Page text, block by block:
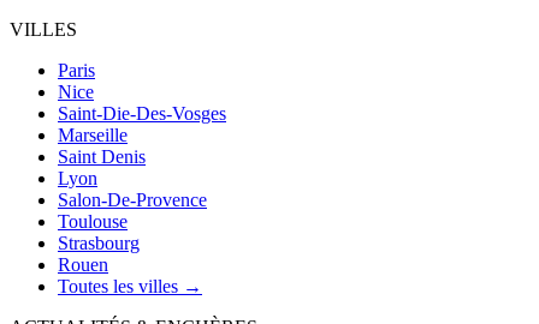
VILLES
Paris
Nice
Saint-Die-Des-Vosges
Marseille
Saint Denis
Lyon
Salon-De-Provence
Toulouse
Strasbourg
Rouen
Toutes les villes →